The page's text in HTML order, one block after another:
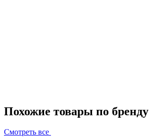
Похожие товары по бренду
Смотреть все